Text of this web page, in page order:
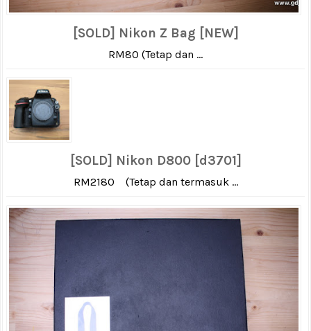
[SOLD] Nikon Z Bag [NEW]
RM80 (Tetap dan ...
[SOLD] Nikon D800 [d3701]
RM2180 (Tetap dan termasuk ...